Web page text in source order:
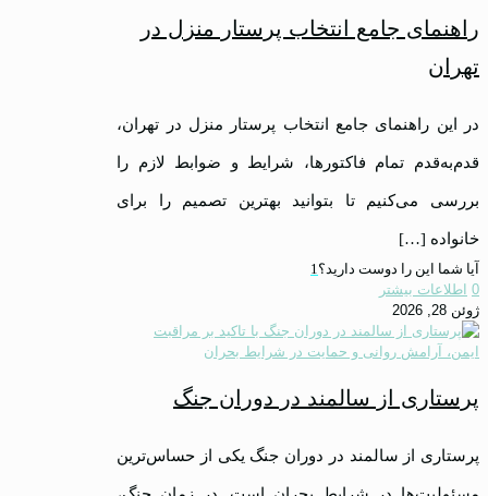
راهنمای جامع انتخاب پرستار منزل در
تهران
در این راهنمای جامع انتخاب پرستار منزل در تهران،
قدم‌به‌قدم تمام فاکتورها، شرایط و ضوابط لازم را
بررسی می‌کنیم تا بتوانید بهترین تصمیم را برای
خانواده […]
آیا شما این را دوست دارید؟ 1
0 اطلاعات بیشتر
ژوئن 28, 2026
پرستاری از سالمند در دوران جنگ
پرستاری از سالمند در دوران جنگ یکی از حساس‌ترین